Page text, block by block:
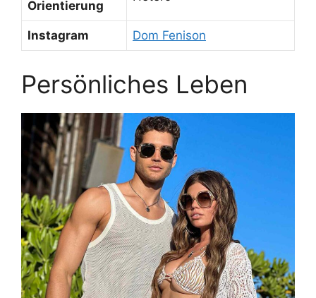
Orientierung
Instagram Dom Fenison
Persönliches Leben